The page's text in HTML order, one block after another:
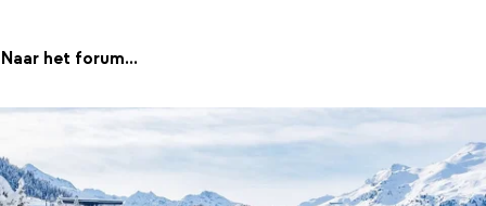
Naar het forum...